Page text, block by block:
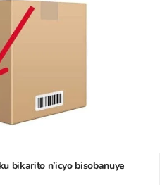
bikarito n’icyo bisobanuye